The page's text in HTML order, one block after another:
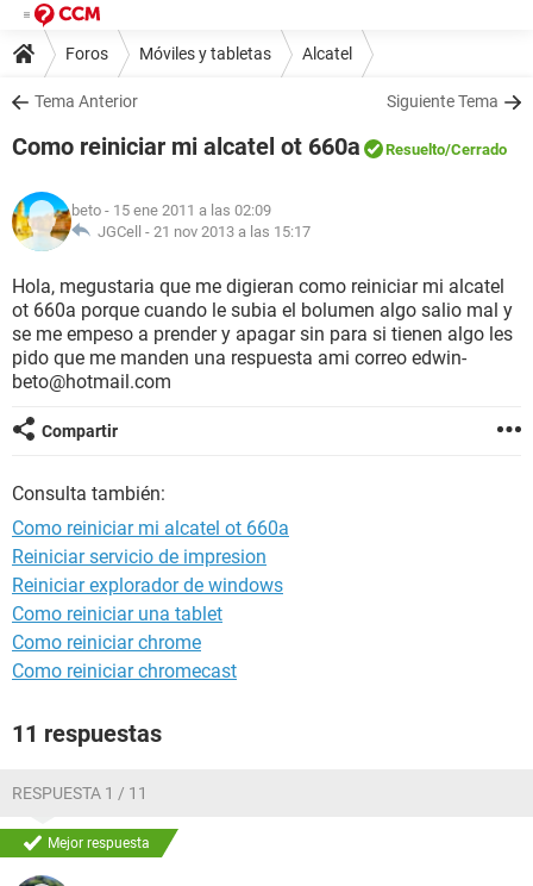
Foros Móviles y tabletas Alcatel
Tema Anterior Siguiente Tema
Como reiniciar mi alcatel ot 660a Resuelto/Cerrado
beto - 15 ene 2011 a las 02:09
JGCell - 21 nov 2013 a las 15:17
Hola, megustaria que me digieran como reiniciar mi alcatel
ot 660a porque cuando le subia el bolumen algo salio mal y
se me empeso a prender y apagar sin para si tienen algo les
pido que me manden una respuesta ami correo edwin-
beto@hotmail.com
Compartir
Consulta también:
Como reiniciar mi alcatel ot 660a
Reiniciar servicio de impresion
Reiniciar explorador de windows
Como reiniciar una tablet
Como reiniciar chrome
Como reiniciar chromecast
11 respuestas
RESPUESTA 1 / 11
Mejor respuesta